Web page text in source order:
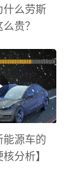
什么劳斯
贵？
源车的
分析】